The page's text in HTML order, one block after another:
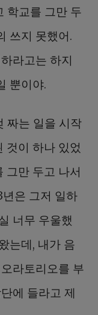
학교를 그만 두
쓰지 못했어.
라고는 하지
뿐이야.
짜는 일을 시작
것이 하나 있었
그만 두고 나서
은 그저 일하
너무 우울했
는데, 내가 음
라토리오를 부
에 들라고 제